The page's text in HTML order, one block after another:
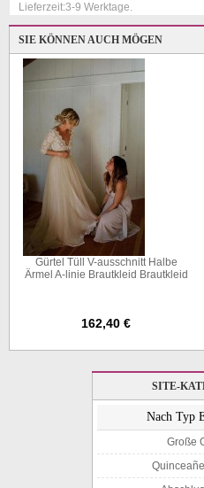
Lieferzeit:3-9 Werktage.
SIE KÖNNEN AUCH MÖGEN
Gürtel Tüll V-ausschnitt Halbe
Ärmel A-linie Brautkleid Brautkleid
162,40 €
SITE-
Nach Typ
Große